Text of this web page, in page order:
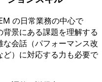
の日常業務の中心で
景にある課題を理解する
会話（パフォーマンス改
）に対応する力も必要で